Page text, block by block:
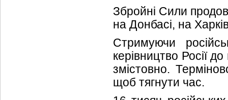
Збройні Сили
на Донбасі, на
Стримуючи
керівництво Росії
змістовно.
щоб тягнути час.